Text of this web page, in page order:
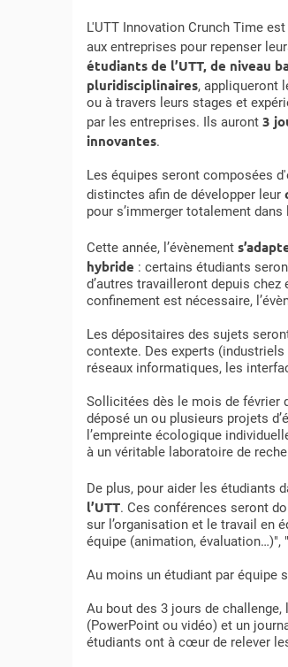
L'UTT Innovation Crunch Time
aux entreprises pour repenser
étudiants de l’UTT, de niveau
pluridisciplinaires, appliqueront
ou à travers leurs stages et
par les entreprises. Ils auront 3
innovantes.
Les équipes seront composées
distinctes afin de développer leur
pour s’immerger totalement
Cette année, l’évènement
hybride : certains étudiants
d’autres travailleront depuis
confinement est nécessaire,
Les dépositaires des sujets
contexte. Des experts
réseaux informatiques, les
Sollicitées dès le mois de février
déposé un ou plusieurs projets
l’empreinte écologique
à un véritable laboratoire de
De plus, pour aider les étudiants
l’UTT. Ces conférences seront
sur l’organisation et le travail en
équipe (animation, évaluation…)",
Au moins un étudiant par équipe
Au bout des 3 jours de
(PowerPoint ou vidéo) et un
étudiants ont à cœur de relever